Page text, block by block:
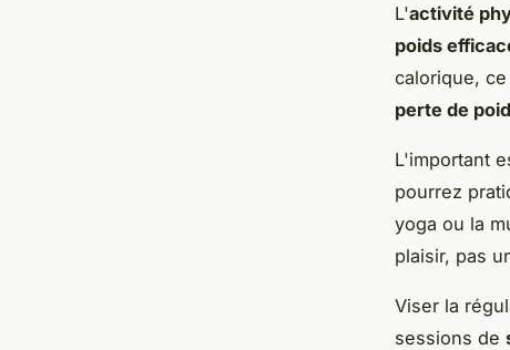
L'activité
poids
calorique,
perte de
L'important
pourrez
yoga ou la
plaisir, pas
Viser la
sessions de